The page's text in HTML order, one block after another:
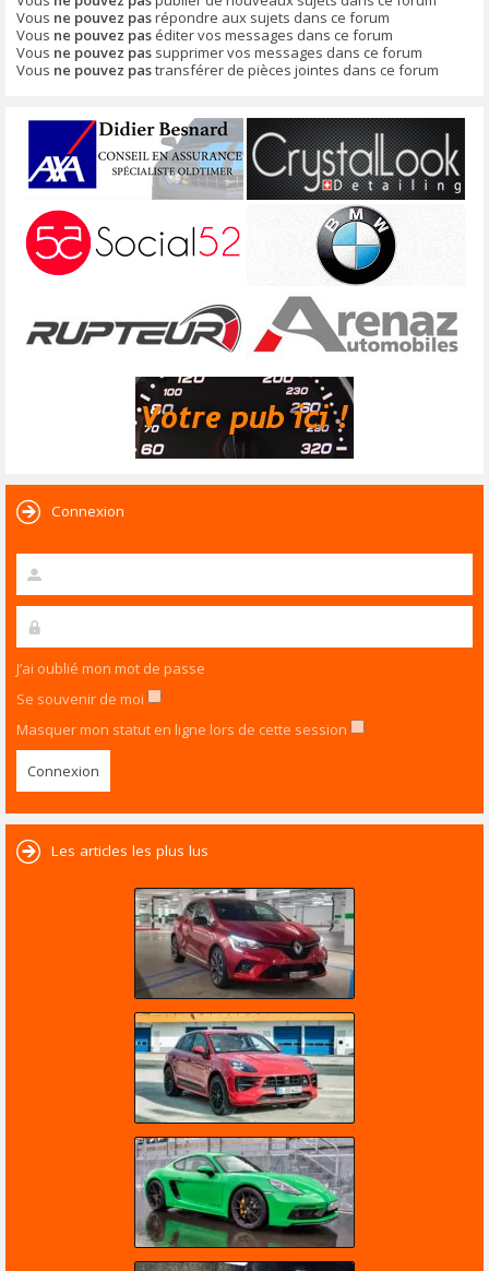
Vous ne pouvez pasrépondre aux sujets dans ce forum
Vous ne pouvez pas éditer vos messages dans ce forum
Vous ne pouvez pas supprimer vos messages dans ce forum
Vous ne pouvez pastransférer de pièces jointes dans ce forum
Connexion
J’ai oublié mon mot de passe
Se souvenir de moi
Masquer mon statut en ligne lors de cette session
Les articles les plus lus